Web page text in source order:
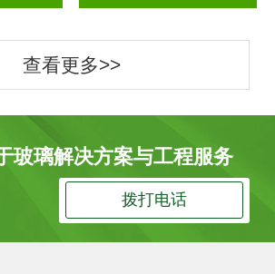
查看更多>>
玻璃解决方案与工程服务
拨打电话